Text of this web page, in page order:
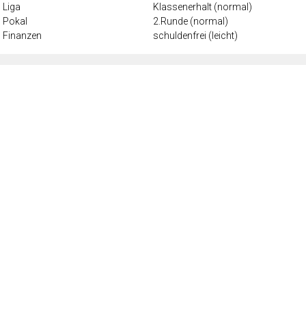
Liga
Klassenerhalt (normal)
Pokal
2.Runde (normal)
Finanzen
schuldenfrei (leicht)